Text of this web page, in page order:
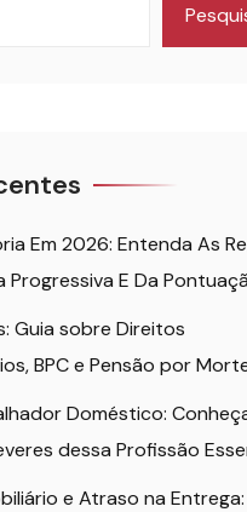
Em 2026: Entenda As
Progressiva E Da
Guia sobre Direitos
BPC e Pensão por
Doméstico:
dessa Profissão
e Atraso na Entrega: